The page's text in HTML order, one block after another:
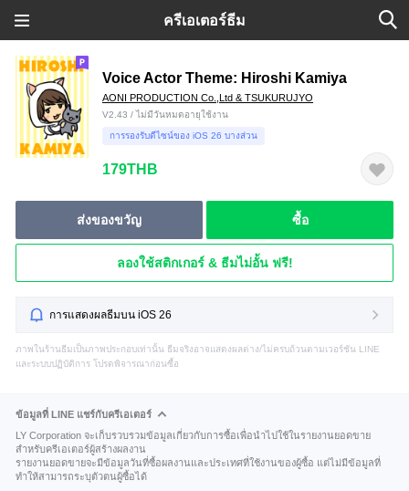
ครีเอเตอร์ธีม
Voice Actor Theme: Hiroshi Kamiya
AONI PRODUCTION Co.,Ltd & TSUKURUJYO
V2.43 / ไม่มีวันหมดอายุใช้งาน
การรองรับดีไซน์ของ iOS 26 บางส่วน
179THB
ส่งของขวัญ ซื้อ
ลองใช้สติกเกอร์ & ธีมไม่อั้น ฟรี!
การแสดงผลธีมบน iOS 26
ภาพในร้านธีมเป็นภาพประกอบเท่านั้น ธีมจริงอาจแสดงผลต่าง/ไม่ครบถ้วนตามเวอร์ชัน LINE
และระบบปฏิบัติการ โปรดพิจารณาก่อนซื้อ
ข้อมูลที่ LINE แชร์กับครีเอเตอร์
LY Corporation จะเก็บรวบรวมข้อมูลเกี่ยวกับการซื้อเพื่อนำไปใช้ในรายงานยอดขาย
สำหรับครีเอเตอร์ผู้สร้างผลงาน
รายงานยอดขายจะมีข้อมูลวันที่ซื้อผลงานและประเทศที่ใช้งานของผู้ซื้อ แต่ไม่มีข้อมูลที่
ทำให้สามารถระบุตัวตนผู้ซื้อได้